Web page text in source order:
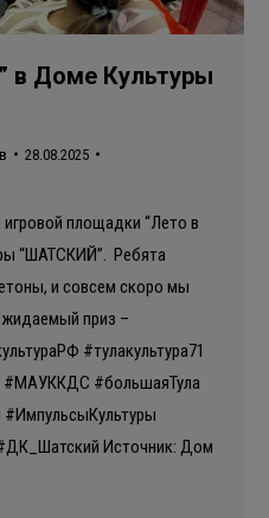
в Доме Культуры
28.08.2025
площадки “Лето в
“ШАТСКИЙ”. ️Ребята
и совсем скоро мы
приз –
#тулакультура71
#МАУККДС #большаяТула
Источник: Дом